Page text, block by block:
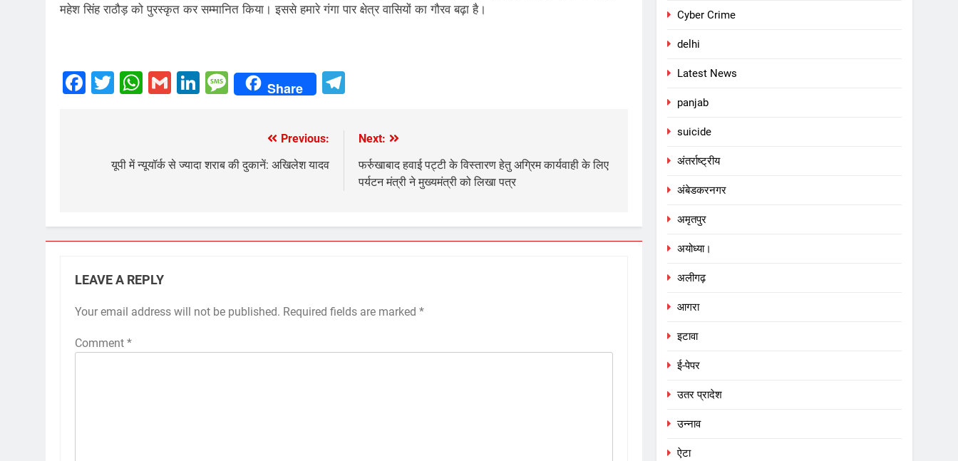
महेश सिंह राठौड़ को पुरस्कृत कर सम्मानित किया। इससे हमारे गंगा पार क्षेत्र वासियों का गौरव बढ़ा है।
Facebook
Twitter
WhatsApp
GmailLinkedIn
Message
Share
navigation
Previous:
यूपी में न्यूयॉर्क से ज्यादा शराब की दुकानें: अखिलेश यादव
Next:
फर्रुखाबाद हवाई पट्टी के विस्तारण हेतु अग्रिम कार्यवाही के लिए
पर्यटन मंत्री ने मुख्यमंत्री को लिखा पत्र
LEAVE A REPLY
Your email address will not be published. Required fields are marked *
Comment *
Cyber Crime
delhi
Latest News
panjab
suicide
अंतर्राष्ट्रीय
अंबेडकरनगर
अमृतपुर
अयोध्या।
अलीगढ़
आगरा
इटावा
ई-पेपर
उतर प्रादेश
उन्नाव
ऐटा